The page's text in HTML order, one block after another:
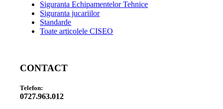
Siguranta Echipamentelor Tehnice
Siguranta jucariilor
Standarde
Toate articolele CISEO
CONTACT
Telefon:
0727.963.012